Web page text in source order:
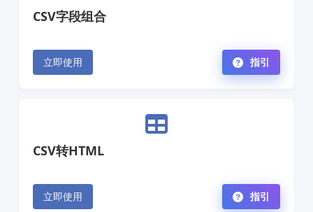
CSV字段组合
立即使用 指引
CSV转HTML
立即使用 指引